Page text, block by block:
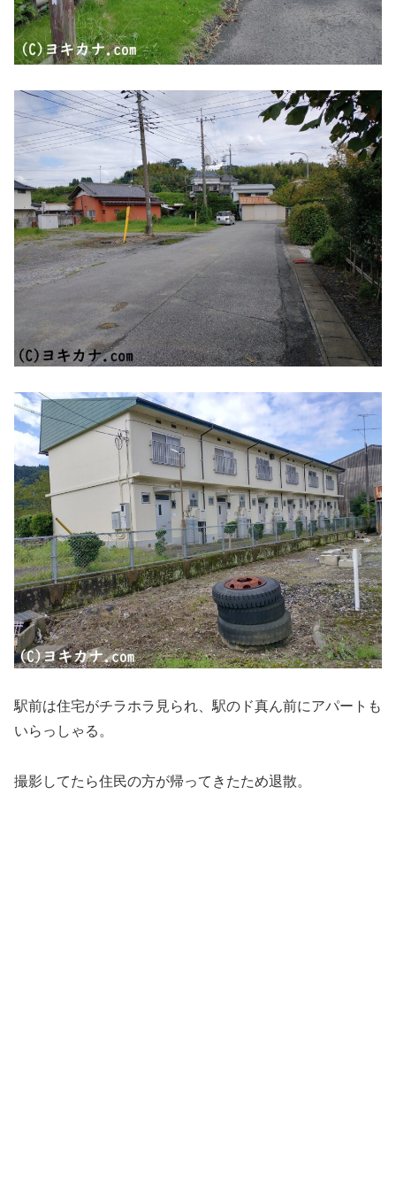
駅前は住宅がチラホラ見られ、駅のド真ん前にアパートも
いらっしゃる。
撮影してたら住民の方が帰ってきたため退散。